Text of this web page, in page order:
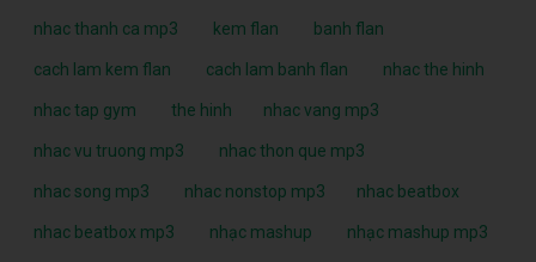
nhac thanh ca mp3 kem flan banh flan
cach lam kem flan cach lam banh flan nhac the hinh
nhac tap gym the hinh nhac vang mp3
nhac vu truong mp3 nhac thon que mp3
nhac song mp3 nhac nonstop mp3 nhac beatbox
nhac beatbox mp3 nhạc mashup nhạc mashup mp3